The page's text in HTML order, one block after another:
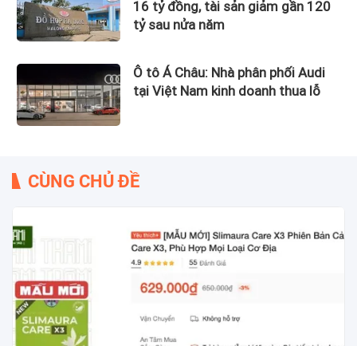
16 tỷ đồng, tài sản giảm gần 120
tỷ sau nửa năm
Ô tô Á Châu: Nhà phân phối Audi
tại Việt Nam kinh doanh thua lỗ
CÙNG CHỦ ĐỀ